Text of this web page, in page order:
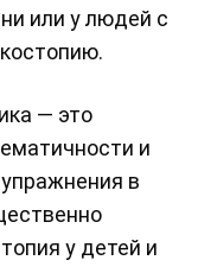
или у людей с
— это
и
в
у детей и